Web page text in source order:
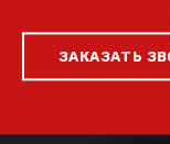
ЗАКАЗАТЬ